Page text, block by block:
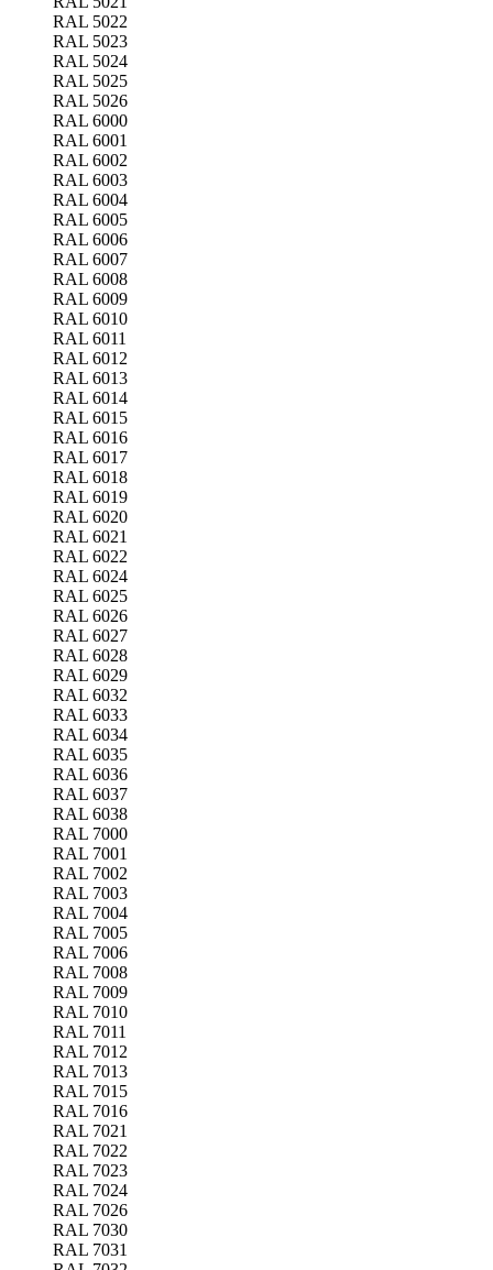
RAL 5022
RAL 5023
RAL 5024
RAL 5025
RAL 5026
RAL 6000
RAL 6001
RAL 6002
RAL 6003
RAL 6004
RAL 6005
RAL 6006
RAL 6007
RAL 6008
RAL 6009
RAL 6010
RAL 6011
RAL 6012
RAL 6013
RAL 6014
RAL 6015
RAL 6016
RAL 6017
RAL 6018
RAL 6019
RAL 6020
RAL 6021
RAL 6022
RAL 6024
RAL 6025
RAL 6026
RAL 6027
RAL 6028
RAL 6029
RAL 6032
RAL 6033
RAL 6034
RAL 6035
RAL 6036
RAL 6037
RAL 6038
RAL 7000
RAL 7001
RAL 7002
RAL 7003
RAL 7004
RAL 7005
RAL 7006
RAL 7008
RAL 7009
RAL 7010
RAL 7011
RAL 7012
RAL 7013
RAL 7015
RAL 7016
RAL 7021
RAL 7022
RAL 7023
RAL 7024
RAL 7026
RAL 7030
RAL 7031